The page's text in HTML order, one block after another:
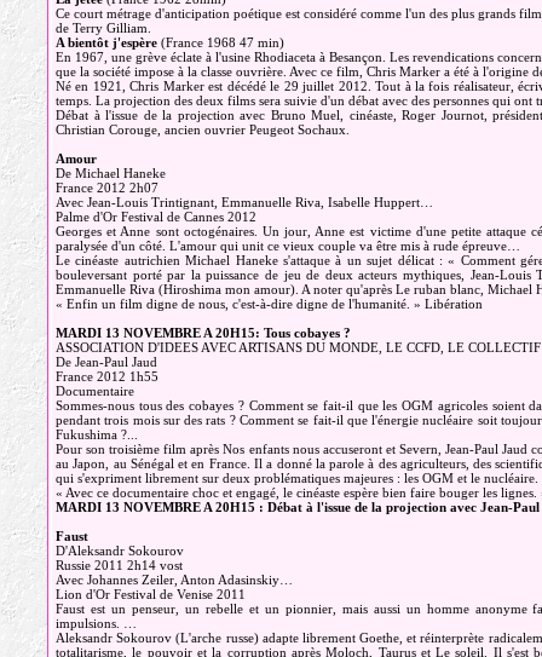
Ce court métrage d'anticipation poétique est considéré comme l'un des plus grands
de Terry Gilliam.
A bientôt j'espère (France 1968 47 min)
En 1967, une grève éclate à l'usine Rhodiaceta à Besançon. Les revendications
que la société impose à la classe ouvrière. Avec ce film, Chris Marker a été à l'origine
Né en 1921, Chris Marker est décédé le 29 juillet 2012. Tout à la fois réalisateur,
temps. La projection des deux films sera suivie d'un débat avec des personnes qui ont
Débat à l'issue de la projection avec Bruno Muel, cinéaste, Roger Journot,
Christian Corouge, ancien ouvrier Peugeot Sochaux.
Amour
De Michael Haneke
France 2012 2h07
Avec Jean-Louis Trintignant, Emmanuelle Riva, Isabelle Huppert…
Palme d'Or Festival de Cannes 2012
Georges et Anne sont octogénaires. Un jour, Anne est victime d'une petite attaque
paralysée d'un côté. L'amour qui unit ce vieux couple va être mis à rude épreuve…
Le cinéaste autrichien Michael Haneke s'attaque à un sujet délicat : « Comment
bouleversant porté par la puissance de jeu de deux acteurs mythiques, Jean-
Emmanuelle Riva (Hiroshima mon amour). A noter qu'après Le ruban blanc, Michael
« Enfin un film digne de nous, c'est-à-dire digne de l'humanité. » Libération
MARDI 13 NOVEMBRE A 20H15: Tous cobayes ?
ASSOCIATION D'IDEES AVEC ARTISANS DU MONDE, LE CCFD, LE
De Jean-Paul Jaud
France 2012 1h55
Documentaire
Sommes-nous tous des cobayes ? Comment se fait-il que les OGM agricoles soient
pendant trois mois sur des rats ? Comment se fait-il que l'énergie nucléaire soit
Fukushima ?...
Pour son troisième film après Nos enfants nous accuseront et Severn, Jean-Paul
au Japon, au Sénégal et en France. Il a donné la parole à des agriculteurs, des
qui s'expriment librement sur deux problématiques majeures : les OGM et le nucléaire.
« Avec ce documentaire choc et engagé, le cinéaste espère bien faire bouger les
MARDI 13 NOVEMBRE A 20H15 : Débat à l'issue de la projection avec Jean-
Faust
D'Aleksandr Sokourov
Russie 2011 2h14 vost
Avec Johannes Zeiler, Anton Adasinskiy…
Lion d'Or Festival de Venise 2011
Faust est un penseur, un rebelle et un pionnier, mais aussi un homme
impulsions. …
Aleksandr Sokourov (L'arche russe) adapte librement Goethe, et réinterprète
totalitarisme, le pouvoir et la corruption après Moloch, Taurus et Le soleil. Il s'est